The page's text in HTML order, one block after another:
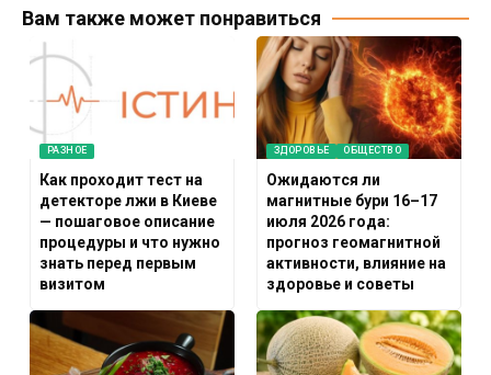
Вам также может понравиться
РАЗНОЕ
Как проходит тест на
детекторе лжи в Киеве
— пошаговое описание
процедуры и что нужно
знать перед первым
визитом
ЗДОРОВЬЕ ОБЩЕСТВО
Ожидаются ли
магнитные бури 16–17
июля 2026 года:
прогноз геомагнитной
активности, влияние на
здоровье и советы